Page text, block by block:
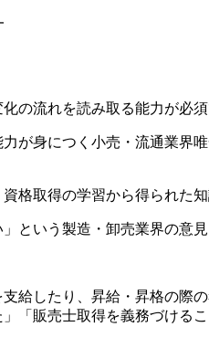
の流れを読み取る能力が必須
が身につく小売・流通業界
格取得の学習から得られた
という製造・卸売業界の意
給したり、昇給・昇格の
「販売士取得を義務づけ